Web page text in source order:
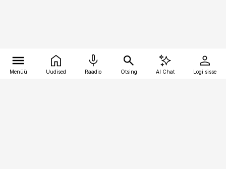
Menüü Uudised Raadio Otsing AI Chat Logi sisse